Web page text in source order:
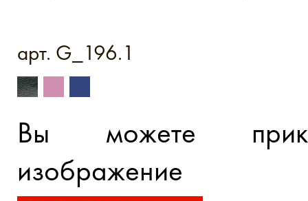
арт. G_196.1
Вы можете
изображение